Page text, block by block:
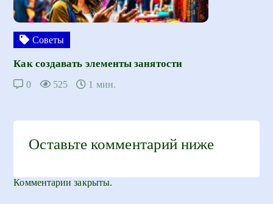
Советы
Как создавать элементы занятости
0 525 1 мин.
Оставьте комментарий ниже
Комментарии закрыты.